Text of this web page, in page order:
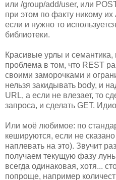
или /group/add/user, или
при этом по факту никому их
если и нужно то
библиотеки.
Красивые урлы и семантика,
проблема в том, что REST
своими заморочками и
нельзя закидывать body, и
URL, а если не влезает, то
запроса, и сделать GET.
Или моё любимое: по
кешируются, если не
наплевать на это). Звучит
получаем текущую фазу
всегда одинаковая, хотя...
попроще, например